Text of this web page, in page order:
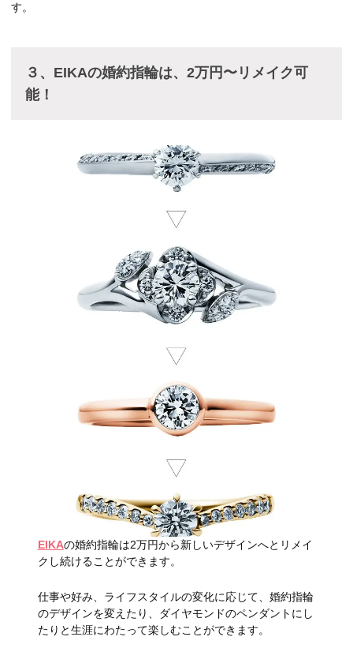
す。
３、EIKAの婚約指輪は、2万円〜リメイク可
能！
EIKAの婚約指輪は2万円から新しいデザインへとリメイ
クし続けることができます。
仕事や好み、ライフスタイルの変化に応じて、婚約指輪
のデザインを変えたり、ダイヤモンドのペンダントにし
たりと生涯にわたって楽しむことができます。